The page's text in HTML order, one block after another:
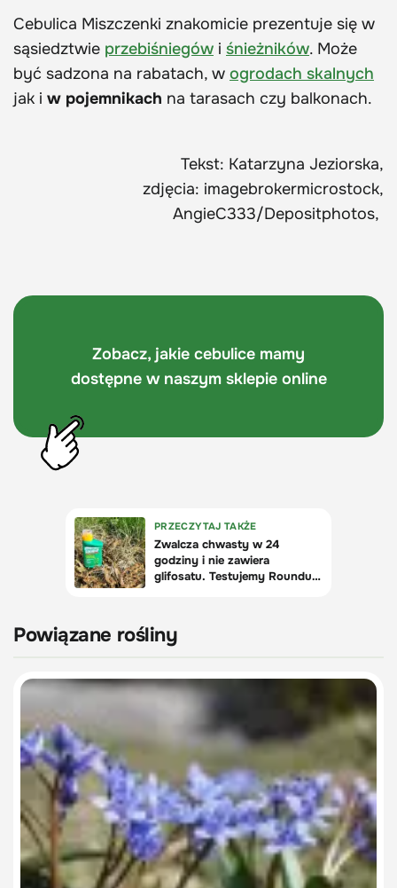
Cebulica Miszczenki znakomicie prezentuje się w
sąsiedztwie przebiśniegów i śnieżników. Może
być sadzona na rabatach, w ogrodach skalnych
jak i w pojemnikach na tarasach czy balkonach.
Tekst: Katarzyna Jeziorska,
zdjęcia: imagebrokermicrostock,
AngieC333/Depositphotos,
Zobacz, jakie cebulice mamy
dostępne w naszym sklepie online
Powiązane rośliny